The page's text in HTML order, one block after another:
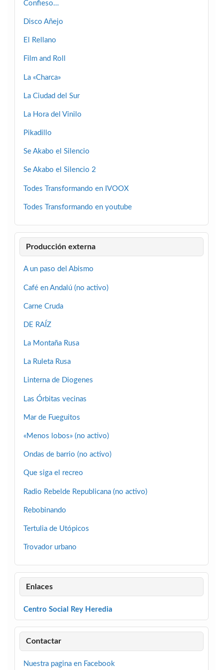
Confieso…
Disco Añejo
El Rellano
Film and Roll
La «Charca»
La Ciudad del Sur
La Hora del Vinilo
Pikadillo
Se Akabo el Silencio
Se Akabo el Silencio 2
Todes Transformando en IVOOX
Todes Transformando en youtube
Producción externa
A un paso del Abismo
Café en Andalú (no activo)
Carne Cruda
DE RAÍZ
La Montaña Rusa
La Ruleta Rusa
Linterna de Diogenes
Las Órbitas vecinas
Mar de Fueguitos
«Menos lobos» (no activo)
Ondas de barrio (no activo)
Que siga el recreo
Radio Rebelde Republicana (no activo)
Rebobinando
Tertulia de Utópicos
Trovador urbano
Enlaces
Centro Social Rey Heredia
Contactar
Nuestra pagina en Facebook